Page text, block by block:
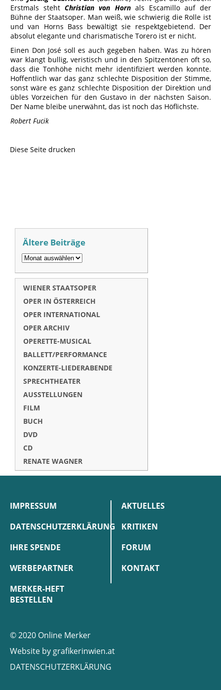
Erstmals stehtChristian von Hornals Escamillo auf der
Bühne der Staatsoper. Man weiß, wie schwierig die Rolle ist
und van Horns Bass bewältigt sie respektgebietend. Der
absolut elegante und charismatische Torero ist er nicht.
Einen Don José soll es auch gegeben haben. Was zu hören
war klangt bullig, veristisch und in den Spitzentönen oft so,
dass die Tonhöhe nicht mehr identifiziert werden konnte.
Hoffentlich war das ganz schlechte Disposition der Stimme,
sonst wäre es ganz schlechte Disposition der Direktion und
übles Vorzeichen für den Gustavo in der nächsten Saison.
Der Name bleibe unerwähnt, das ist noch das Höflichste.
Robert Fucik
Diese Seite drucken
Ältere Beiträge
WIENER STAATSOPER
OPER IN ÖSTERREICH
OPER INTERNATIONAL
OPER ARCHIV
OPERETTE-MUSICAL
BALLETT/PERFORMANCE
KONZERTE-LIEDERABENDE
SPRECHTHEATER
AUSSTELLUNGEN
FILM
BUCH
DVD
CD
RENATE WAGNER
IMPRESSUM
DATENSCHUTZERKLÄRUNG
IHRE SPENDE
WERBEPARTNER
MERKER-HEFT
BESTELLEN
AKTUELLES
KRITIKEN
FORUM
KONTAKT
© 2020 Online Merker
Website by grafikerinwien.at
DATENSCHUTZERKLÄRUNG